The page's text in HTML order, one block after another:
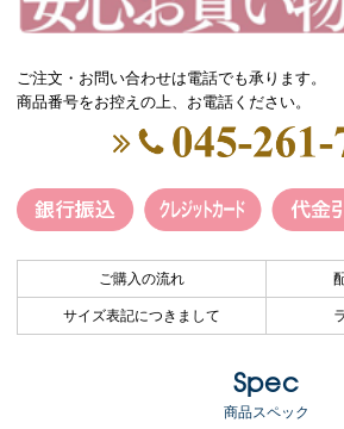
ご注文・お問い合わせは電話でも承ります。
商品番号をお控えの上、お電話ください。
ご購入の流れ
サイズ表記につきまして
Spec
商品スペック